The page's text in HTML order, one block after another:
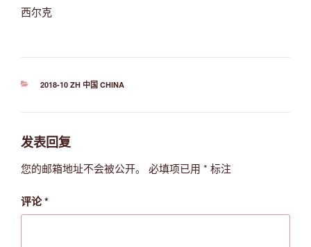
西尔克
分
2018-10 ZH 中国 CHINA
发表回复
您的邮箱地址不会被公开。 必填项已用 * 标注
评论*